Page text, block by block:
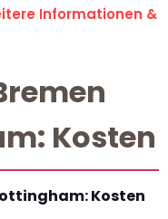
Informationen &
Kosten
Kosten